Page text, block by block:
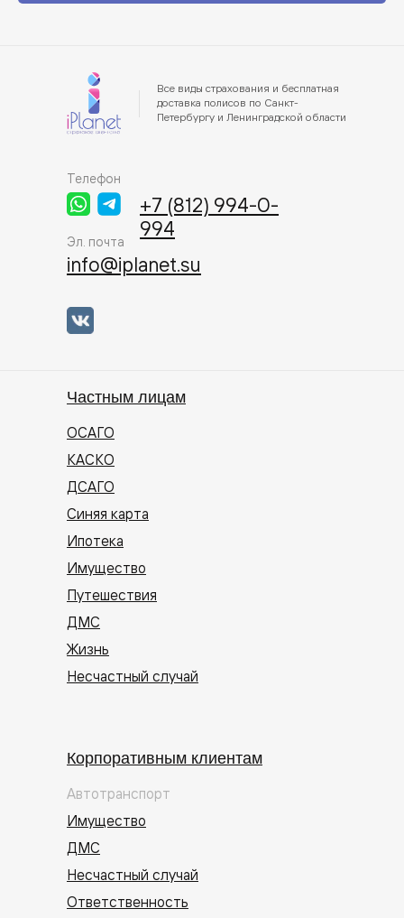
Все виды страхования и бесплатная
доставка полисов по Санкт-
Петербургу и Ленинградской области
Телефон
+7 (812) 994-0-
994
Эл. почта
info@iplanet.su
Частным лицам
ОСАГО
Корпоративным клиентам
КАСКО
ДСАГО
Синяя карта
Автотранспорт
Имущество
ДМС
Несчастный случай
Ипотека
Имущество
Путешествия
ДМС
Жизнь
Несчастный случай
Ответственность